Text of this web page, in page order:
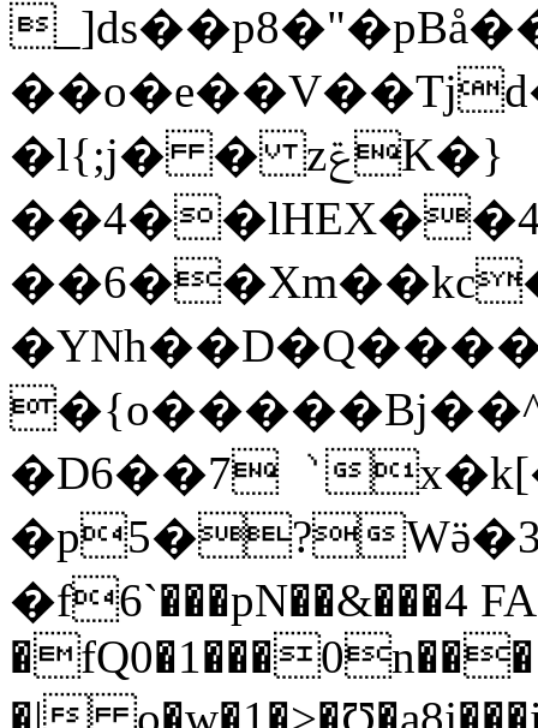
�l{;j� � zݝK�}
�D6��7︑
�p5�?
�f6`���pN��&���4
�fQ0�1���0n���